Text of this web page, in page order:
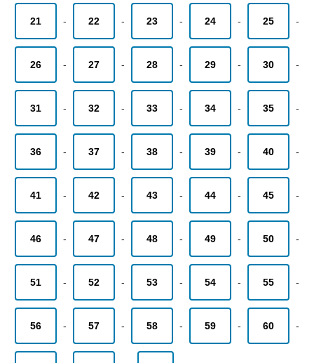
21 - 22 - 23 - 24 - 25 -
26 - 27 - 28 - 29 - 30 -
31 - 32 - 33 - 34 - 35 -
36 - 37 - 38 - 39 - 40 -
41 - 42 - 43 - 44 - 45 -
46 - 47 - 48 - 49 - 50 -
51 - 52 - 53 - 54 - 55 -
56 - 57 - 58 - 59 - 60 -